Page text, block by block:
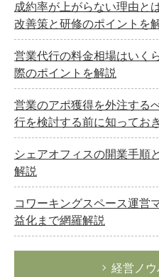
成約率が上がらない理由
改善策と研修のポイントを
営業代行の料金相場はいく
際のポイントを解説
営業のアポ獲得を外注する
行を検討する前に知ってお
シェアオフィスの開業手順
解説
コワーキングスペース運営
益化まで網羅解説
経営ノ